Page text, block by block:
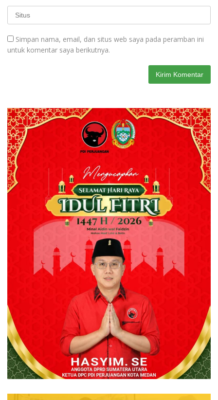
Simpan nama, email, dan situs web saya pada peramban ini
untuk komentar saya berikutnya.